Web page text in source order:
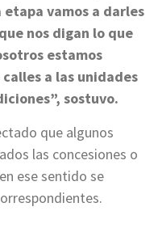
vamos a darles
nos digan lo que
estamos
a las unidades
sostuvo.
que algunos
las concesiones o
ese sentido se